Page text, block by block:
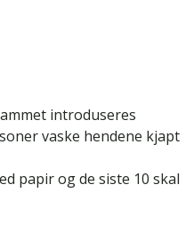
introduseres
vaske hendene kjapt
papir og de siste 10 skal